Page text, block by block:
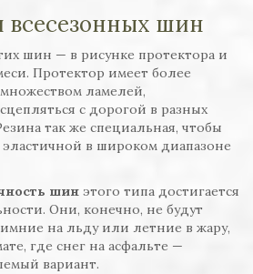
всесезонных шин
шин — в рисунке протектора и
Протектор имеет более
ламелей,
с дорогой в разных
так же специальная, чтобы
эластичной в широком диапазоне
шин этого типа достигается
Они, конечно, не будут
на льду или летние в жару,
где снег на асфальте —
вариант.